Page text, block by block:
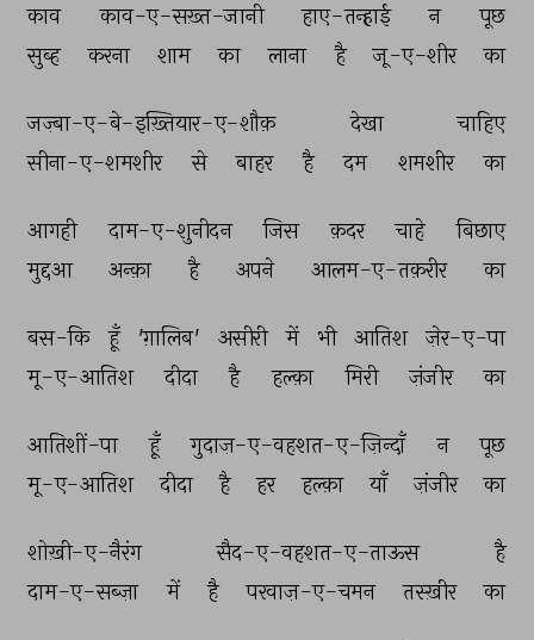
काव काव-ए-सख़्त-जानी हाए-तन्हाई न
पूछ
सुब्ह
करना शाम का लाना है जू-ए-शीर का
जज़्बा-ए-बे-इख़्तियार-ए-शौक़ देखा
चाहिए
सीना-ए-शमशीर
से बाहर है दम शमशीर का
आगही दाम-ए-शुनीदन जिस क़दर चाहे
बिछाए
मुद्दआ
अन्क़ा है अपने आलम-ए-तक़रीर का
बस-कि हूँ 'ग़ालिब' असीरी में भी आतिश
ज़ेर-ए-पा
मू-ए-आतिश
दीदा है हल्क़ा मिरी ज़ंजीर का
आतिशीं-पा हूँ गुदाज़-ए-वहशत-ए-ज़िन्दाँ न
पूछ
मू-ए-आतिश
दीदा है हर हल्क़ा याँ ज़ंजीर का
शोख़ी-ए-नैरंग सैद-ए-वहशत-ए-ताऊस
है
दाम-ए-सब्ज़ा
में है परवाज़-ए-चमन तस्ख़ीर का